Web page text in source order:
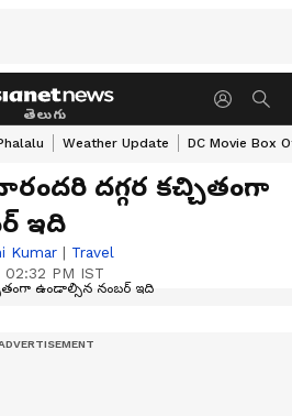
తెలుగు
Weather Update DC Movie Box
దగ్గర కచ్చితంగా
ఇది
Kumar | Travel
PM IST